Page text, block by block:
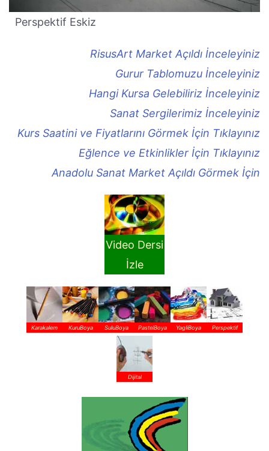
Perspektif Eskiz
RisusArt Market Açıldı İnceleyiniz
Gurur Tablomuzu İnceleyiniz
Hangi Kursa Gelebiliriz İnceleyiniz
Sanat Sergilerimiz İnceleyiniz
Kurs Saatini ve Fiyatlarını Görmek İçin Tıklayınız
Eğlence ve Etkinlikler İçin Tıklayınız
Anadolu Sanat Market Açıldı Görmek İçin
Video Dersi
İzle
Karakalem KuruBoya SuluBoya PastelBoya YagliBoya Perspektif
Dijital